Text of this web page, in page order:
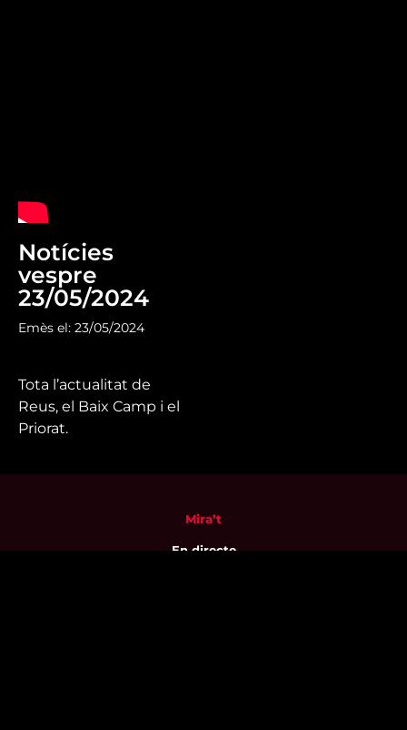
Notícies
vespre
23/05/2024
Emès el: 23/05/2024
Tota l’actualitat de
Reus, el Baix Camp i el
Priorat.
Mira’t
En directe